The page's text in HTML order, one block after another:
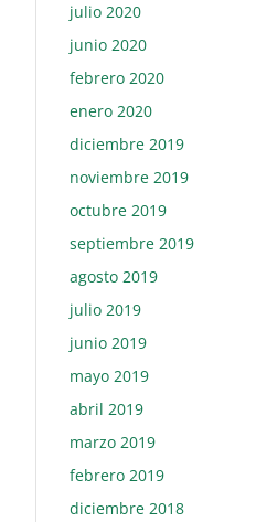
julio 2020
junio 2020
febrero 2020
enero 2020
diciembre 2019
noviembre 2019
octubre 2019
septiembre 2019
agosto 2019
julio 2019
junio 2019
mayo 2019
abril 2019
marzo 2019
febrero 2019
diciembre 2018